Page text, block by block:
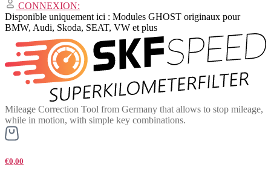
CONNEXION:
Disponible uniquement ici : Modules GHOST originaux pour
BMW, Audi, Skoda, SEAT, VW et plus
Mileage Correction Tool from Germany that allows to stop mileage,
while in motion, with simple key combinations.
€0,00